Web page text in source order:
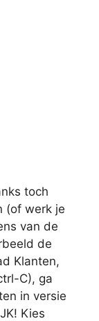
toch
(of werk je
van de
de
Klanten,
C), ga
in versie
Kies